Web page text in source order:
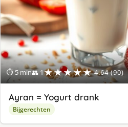
⏱ 5 min👥 1★★★★★ 4.64 (90)
Ayran = Yogurt drank
Bijgerechten